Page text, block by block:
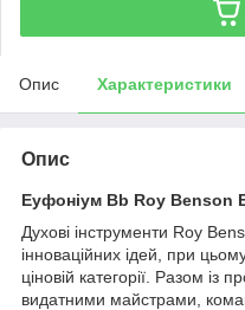
Опис Характеристики
Опис
Еуфоніум Bb Roy Benson
Духові інструменти Roy
інноваційних ідей, при
ціновій категорії. Разом із
видатними майстрами,